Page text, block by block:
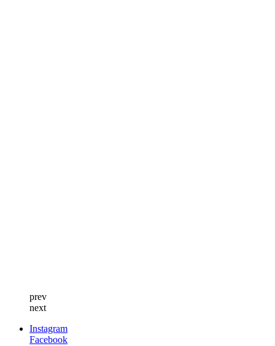
prev
next
Instagram
Facebook